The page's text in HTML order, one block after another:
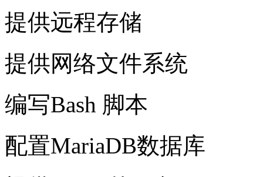
提供远程存储
提供网络文件系统
编写Bash 脚本
配置MariaDB数据库